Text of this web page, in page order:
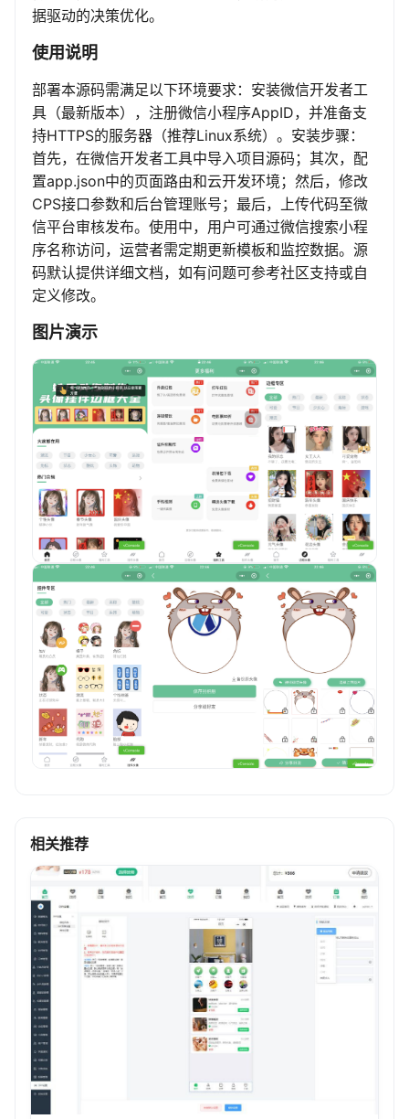
据驱动的决策优化。
使用说明
部署本源码需满足以下环境要求：安装微信开发者工
具（最新版本），注册微信小程序AppID，并准备支
持HTTPS的服务器（推荐Linux系统）。安装步骤：
首先，在微信开发者工具中导入项目源码；其次，配
置app.json中的页面路由和云开发环境；然后，修改
CPS接口参数和后台管理账号；最后，上传代码至微
信平台审核发布。使用中，用户可通过微信搜索小程
序名称访问，运营者需定期更新模板和监控数据。源
码默认提供详细文档，如有问题可参考社区支持或自
定义修改。
图片演示
相关推荐